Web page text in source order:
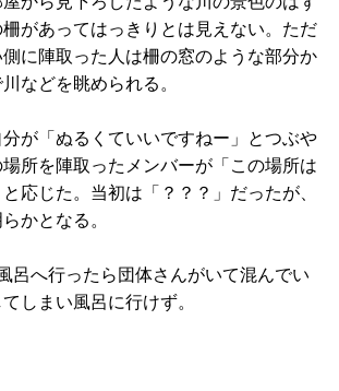
があってはっきりとは見えない。ただ
に陣取った人は柵の窓のような部分か
などを眺められる。
が「ぬるくていいですねー」とつぶや
所を陣取ったメンバーが「この場所は
応じた。当初は「？？？」だったが、
かとなる。
呂へ行ったら団体さんがいて混んでい
しまい風呂に行けず。